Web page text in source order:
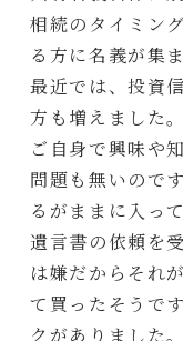
相続のタイミン
る方に名義が集
最近では、投資
方も増えました。
ご自身で興味や
問題も無いので
るがままに入っ
遺言書の依頼を
は嫌だからそれ
て買ったそうで
クがありました。